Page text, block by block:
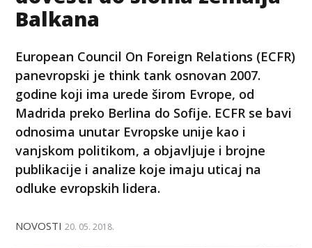
Balkana
European Council On Foreign Relations (ECFR)
panevropski je think tank osnovan 2007.
godine koji ima urede širom Evrope, od
Madrida preko Berlina do Sofije. ECFR se bavi
odnosima unutar Evropske unije kao i
vanjskom politikom, a objavljuje i brojne
publikacije i analize koje imaju uticaj na
odluke evropskih lidera.
NOVOSTI 20. 05. 2018.